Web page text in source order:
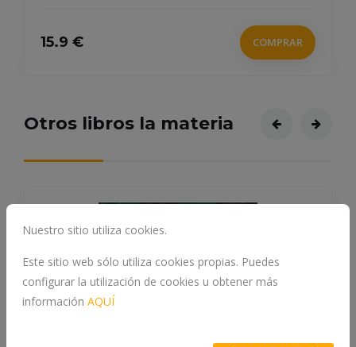
15.9 € COMPRAR
Otros libros la materia
Nuestro sitio utiliza cookies.
Este sitio web sólo utiliza cookies propias. Puedes
configurar la utilización de cookies u obtener más
información AQUÍ